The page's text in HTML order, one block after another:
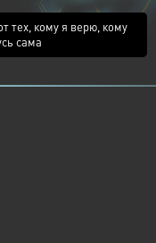
тех, кому я верю, кому
сама